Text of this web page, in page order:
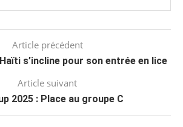
Article précédent
s’incline pour son entrée en lice
Article suivant
2025 : Place au groupe C